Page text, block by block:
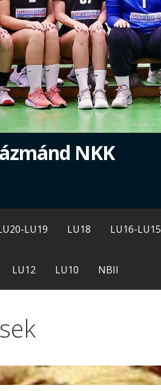
NKK
LU19 LU18 LU16-LU15
LU12 LU10 NBII